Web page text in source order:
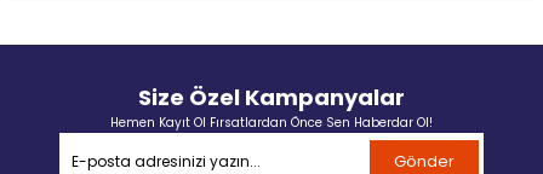
Size Özel Kampanyalar
Hemen Kayıt Ol Fırsatlardan Önce Sen Haberdar Ol!
Gönder